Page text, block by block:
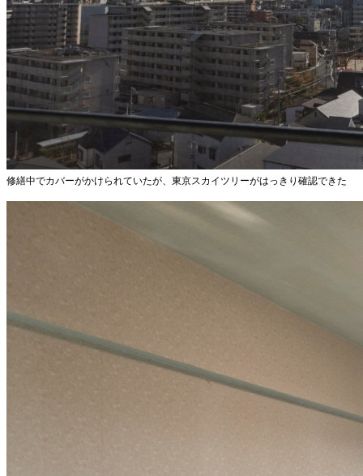
修繕中でカバーがかけられていたが、東京スカイツリーがはっきり確認できた